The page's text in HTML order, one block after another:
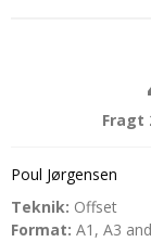
Fragt
Poul Jørgensen
Teknik: Offset
Format: A1, A3